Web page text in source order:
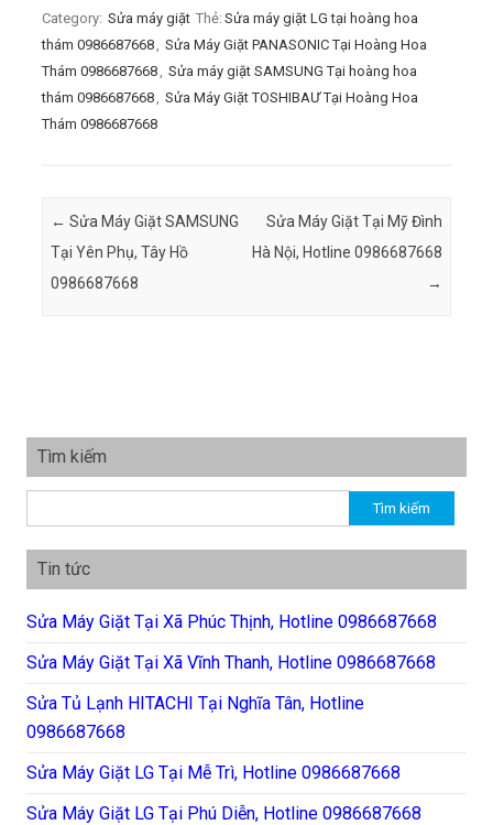
Category: Sửa máy giặt Thẻ: Sửa máy giặt LG tại hoàng hoa
thám 0986687668, Sửa Máy Giặt PANASONIC Tại Hoàng Hoa
Thám 0986687668, Sửa máy giặt SAMSUNG Tại hoàng hoa
thám 0986687668, Sửa Máy Giặt TOSHIBAƯ Tại Hoàng Hoa
Thám 0986687668
Post navigation
← Sửa Máy Giặt SAMSUNG
Tại Yên Phụ, Tây Hồ
0986687668
Sửa Máy Giặt Tại Mỹ Đình
Hà Nội, Hotline 0986687668
→
Tìm kiếm
Tin tức
Sửa Máy Giặt Tại Xã Phúc Thịnh, Hotline 0986687668
Sửa Máy Giặt Tại Xã Vĩnh Thanh, Hotline 0986687668
Sửa Tủ Lạnh HITACHI Tại Nghĩa Tân, Hotline
0986687668
Sửa Máy Giặt LG Tại Mễ Trì, Hotline 0986687668
Sửa Máy Giặt LG Tại Phú Diễn, Hotline 0986687668